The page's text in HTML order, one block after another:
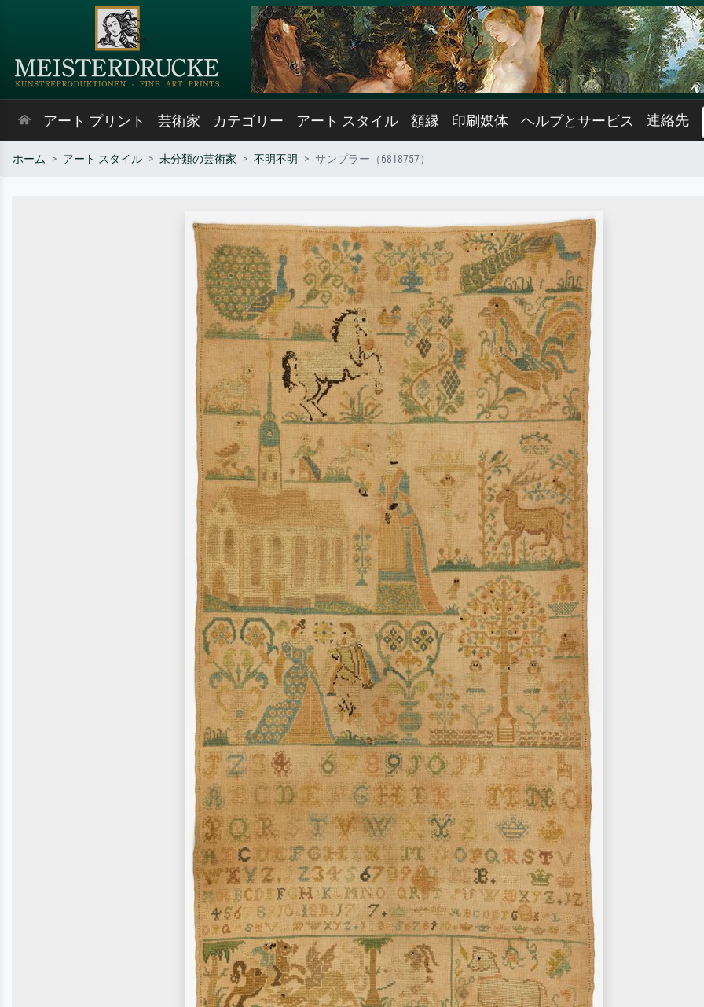
アート プリント 芸術家 カテゴリー アート スタイル 額縁 印刷媒体 ヘルプとサービス 連絡先
ホーム アート スタイル 未分類の芸術家 不明不明 サンプラー（6818757）